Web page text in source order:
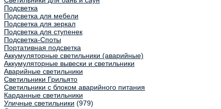
Подсветка
Подсветка для мебели
Подсветка для зеркал
Подсветка для ступенек
Подсветка-Споты
Портативная подсветка
Аккумуляторные светильники (аварийные)
Аккумуляторные вывески и светильники
Аварийные светильники
Светильники Грильято
Светильники с блоком аварийного питания
Карданные светильники
Уличные светильники (979)